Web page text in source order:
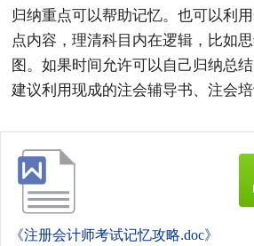
归纳重点可以帮助记忆。也可以利
点内容，理清科目内在逻辑，比如
图。如果时间允许可以自己归纳总
建议利用现成的注会辅导书、注会培
《注册会计师考试记忆攻略.doc》